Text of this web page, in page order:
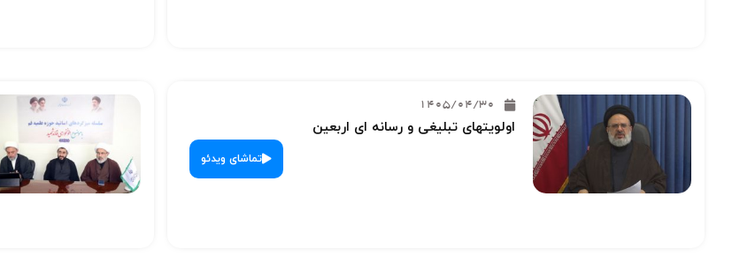
1405/04/30
اولویتهای تبلیغی و رسانه ای اربعین
تماشای ویدئو